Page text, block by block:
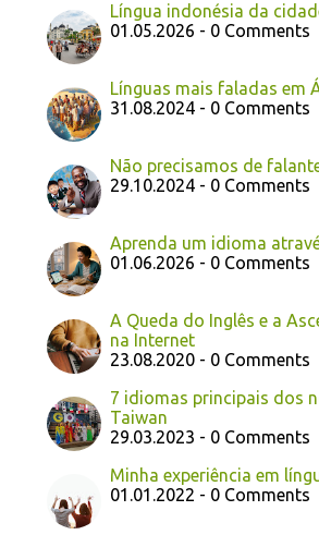
Língua indonésia da
01.05.2026 - 0 Comments
Línguas mais faladas em
31.08.2024 - 0 Comments
Não precisamos de
29.10.2024 - 0 Comments
Aprenda um idioma
01.06.2026 - 0 Comments
A Queda do Inglês e a
na Internet
23.08.2020 - 0 Comments
7 idiomas principais dos
Taiwan
29.03.2023 - 0 Comments
Minha experiência em
01.01.2022 - 0 Comments